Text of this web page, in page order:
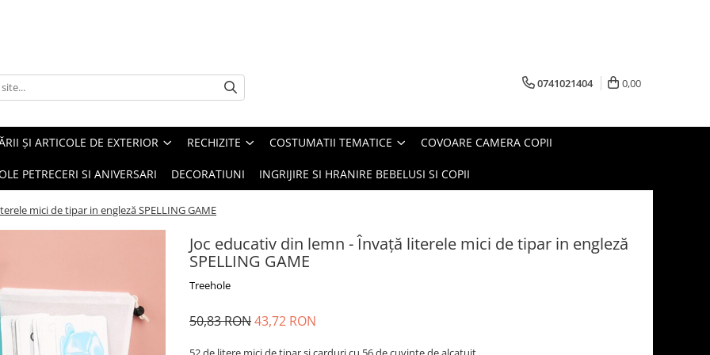
0741021404 0,00
ȘI ARTICOLE DE EXTERIOR RECHIZITE COSTUMATII TEMATICE COVOARE CAMERA COPII
PETRECERI SI ANIVERSARI DECORATIUNI INGRIJIRE SI HRANIRE BEBELUSI SI COPII
mici de tipar in engleză SPELLING GAME
Joc educativ din lemn - Învaţă literele mici de tipar in engleză
SPELLING GAME
Treehole
50,83 RON43,72 RON